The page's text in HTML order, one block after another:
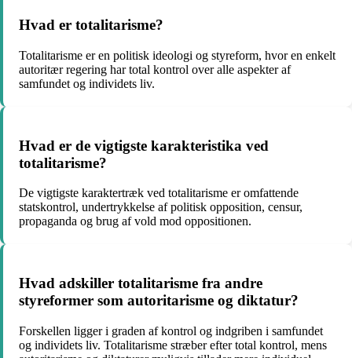
Hvad er totalitarisme?
Totalitarisme er en politisk ideologi og styreform, hvor en enkelt
autoritær regering har total kontrol over alle aspekter af
samfundet og individets liv.
Hvad er de vigtigste karakteristika ved
totalitarisme?
De vigtigste karaktertræk ved totalitarisme er omfattende
statskontrol, undertrykkelse af politisk opposition, censur,
propaganda og brug af vold mod oppositionen.
Hvad adskiller totalitarisme fra andre
styreformer som autoritarisme og diktatur?
Forskellen ligger i graden af kontrol og indgriben i samfundet
og individets liv. Totalitarisme stræber efter total kontrol, mens